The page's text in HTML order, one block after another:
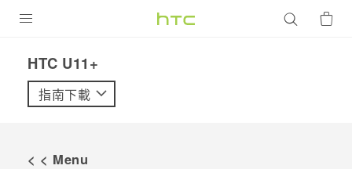
VIVE
HTC U11+‎
指南下載
< < Menu